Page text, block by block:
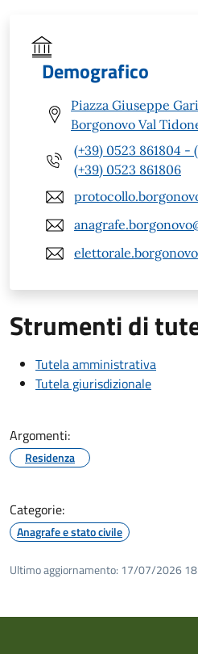
Demografico
Piazza Giuseppe
Borgonovo Val
(+39) 0523 861804 -
(+39) 0523 861806
Strumenti di
Tutela amministrativa
Tutela giurisdizionale
Argomenti:
Residenza
Categorie:
Anagrafe e stato civile
Ultimo aggiornamento: 17/07/2026